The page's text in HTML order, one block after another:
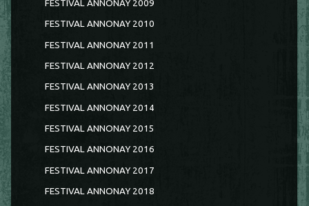
FESTIVAL ANNONAY 2009
FESTIVAL ANNONAY 2010
FESTIVAL ANNONAY 2011
FESTIVAL ANNONAY 2012
FESTIVAL ANNONAY 2013
FESTIVAL ANNONAY 2014
FESTIVAL ANNONAY 2015
FESTIVAL ANNONAY 2016
FESTIVAL ANNONAY 2017
FESTIVAL ANNONAY 2018